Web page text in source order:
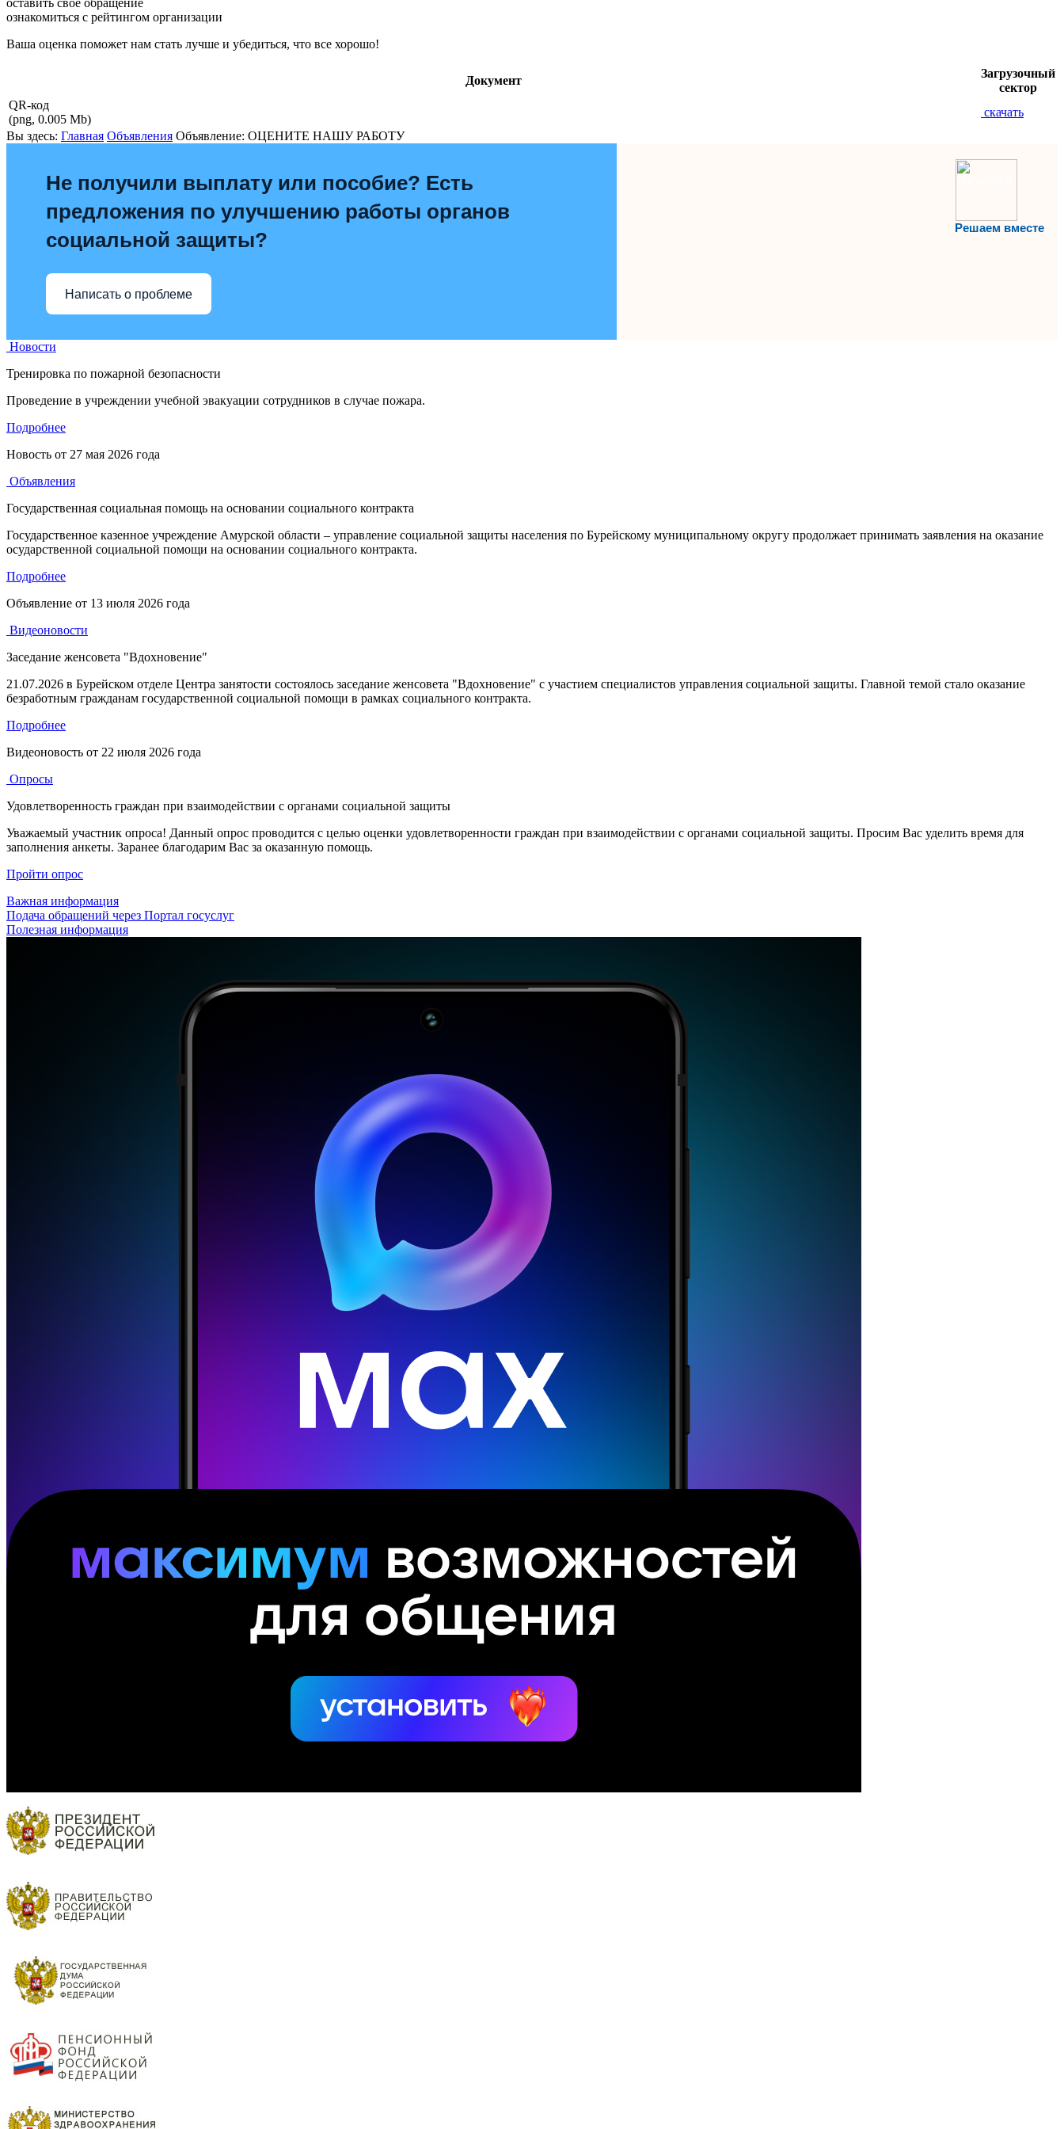
оставить свое обращение
ознакомиться с рейтингом организации
Ваша оценка поможет нам стать лучше и убедиться, что все хорошо!
Документ
Загрузочный
сектор
QR-код
(png, 0.005 Mb)
скачать
Вы здесь: Главная Объявления Объявление: ОЦЕНИТЕ НАШУ РАБОТУ
Решаем вместе
Не получили выплату или пособие? Есть
предложения по улучшению работы органов
социальной защиты?
Написать о проблеме
Новости
Тренировка по пожарной безопасности
Проведение в учреждении учебной эвакуации сотрудников в случае пожара.
Подробнее
Новость от 27 мая 2026 года
Объявления
Государственная социальная помощь на основании социального контракта
Государственное казенное учреждение Амурской области – управление социальной защиты населения по Бурейскому муниципальному округу продолжает принимать заявления на оказание
осударственной социальной помощи на основании социального контракта.
Подробнее
Объявление от 13 июля 2026 года
Видеоновости
Заседание женсовета "Вдохновение"
21.07.2026 в Бурейском отделе Центра занятости состоялось заседание женсовета "Вдохновение" с участием специалистов управления социальной защиты. Главной темой стало оказание
безработным гражданам государственной социальной помощи в рамках социального контракта.
Подробнее
Видеоновость от 22 июля 2026 года
Опросы
Удовлетворенность граждан при взаимодействии с органами социальной защиты
Уважаемый участник опроса! Данный опрос проводится с целью оценки удовлетворенности граждан при взаимодействии с органами социальной защиты. Просим Вас уделить время для
заполнения анкеты. Заранее благодарим Вас за оказанную помощь.
Пройти опрос
Важная информация
Подача обращений через Портал госуслуг
Полезная информация